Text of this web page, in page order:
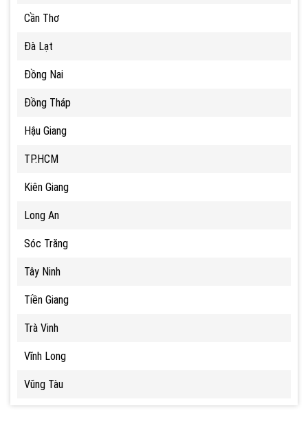
Cần Thơ
Đà Lạt
Đồng Nai
Đồng Tháp
Hậu Giang
TP.HCM
Kiên Giang
Long An
Sóc Trăng
Tây Ninh
Tiền Giang
Trà Vinh
Vĩnh Long
Vũng Tàu